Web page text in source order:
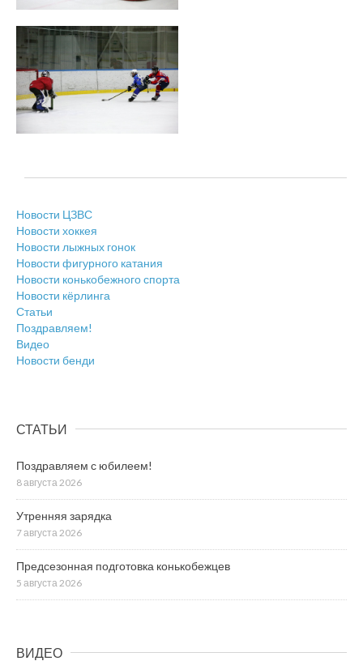
Новости ЦЗВС
Новости хоккея
Новости лыжных гонок
Новости фигурного катания
Новости конькобежного спорта
Новости кёрлинга
Статьи
Поздравляем!
Видео
Новости бенди
СТАТЬИ
Поздравляем с юбилеем!
8 августа 2026
Утренняя зарядка
7 августа 2026
Предсезонная подготовка конькобежцев
5 августа 2026
ВИДЕО